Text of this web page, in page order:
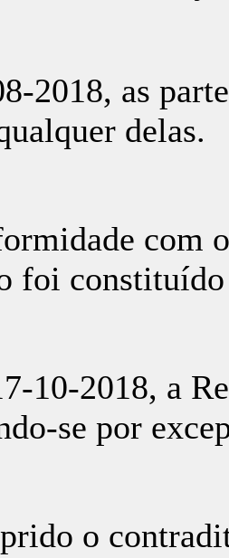
2018, as
delas.
com
foi
10-2018, a
se por
o